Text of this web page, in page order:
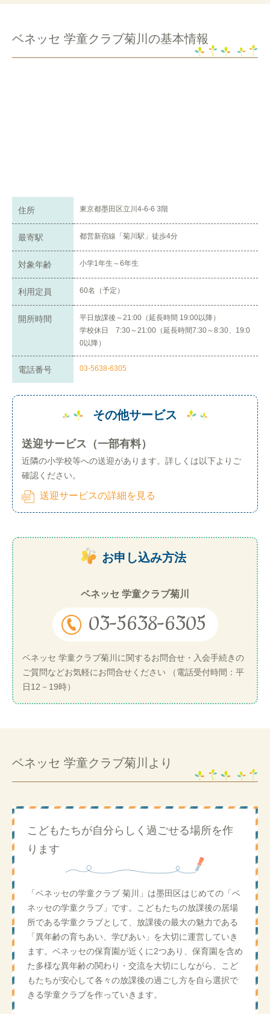
ベネッセ 学童クラブ菊川の基本情報
住所 東京都墨田区立川4-6-6 3階
最寄駅 都営新宿線「菊川駅」徒歩4分
対象年齢 小学1年生～6年生
利用定員 60名（予定）
開所時間
平日放課後～21:00（延長時間 19:00以降）
学校休日 7:30～21:00（延長時間7:30～8:30、19:0
0以降）
電話番号 03-5638-6305
その他サービス
送迎サービス（一部有料）
近隣の小学校等への送迎があります。詳しくは以下よりご
確認ください。
送迎サービスの詳細を見る
お申し込み方法
ベネッセ 学童クラブ菊川
03-5638-6305
ベネッセ 学童クラブ菊川に関するお問合せ・入会手続きの
ご質問などお気軽にお問合せください （電話受付時間：平
日12－19時）
ベネッセ 学童クラブ菊川より
こどもたちが自分らしく過ごせる場所を作
ります
「ベネッセの学童クラブ 菊川」は墨田区はじめての「ベ
ネッセの学童クラブ」です。こどもたちの放課後の居場
所である学童クラブとして、放課後の最大の魅力である
「異年齢の育ちあい、学びあい」を大切に運営していき
ます。ベネッセの保育園が近くに2つあり、保育園を含め
た多様な異年齢の関わり・交流を大切にしながら、こど
もたちが安心して各々の放課後の過ごし方を自ら選択で
きる学童クラブを作っていきます。